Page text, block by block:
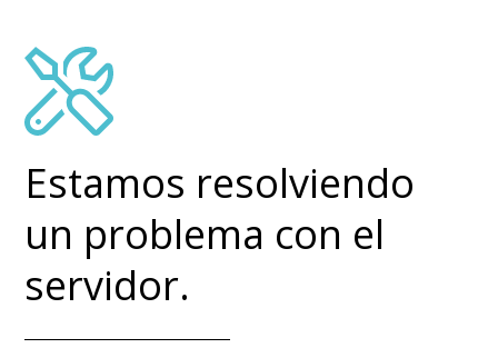
Estamos resolviendo
un problema con el
servidor.